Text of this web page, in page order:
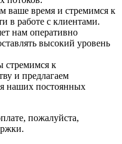
время и стремимся к
в работе с клиентами.
нам оперативно
высокий уровень
стремимся к
и предлагаем
наших постоянных
пожалуйста,